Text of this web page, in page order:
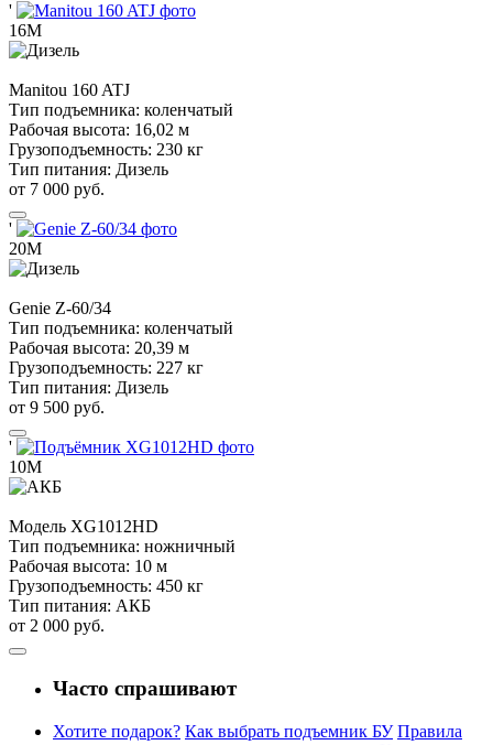
'
16М
Manitou 160 ATJ
Тип подъемника: коленчатый
Рабочая высота: 16,02 м
Грузоподъемность: 230 кг
Тип питания: Дизель
от 7 000 руб.
'
20М
Genie Z-60/34
Тип подъемника: коленчатый
Рабочая высота: 20,39 м
Грузоподъемность: 227 кг
Тип питания: Дизель
от 9 500 руб.
'
10М
Модель XG1012HD
Тип подъемника: ножничный
Рабочая высота: 10 м
Грузоподъемность: 450 кг
Тип питания: АКБ
от 2 000 руб.
Часто спрашивают
Хотите подарок? Как выбрать подъемник БУ Правила